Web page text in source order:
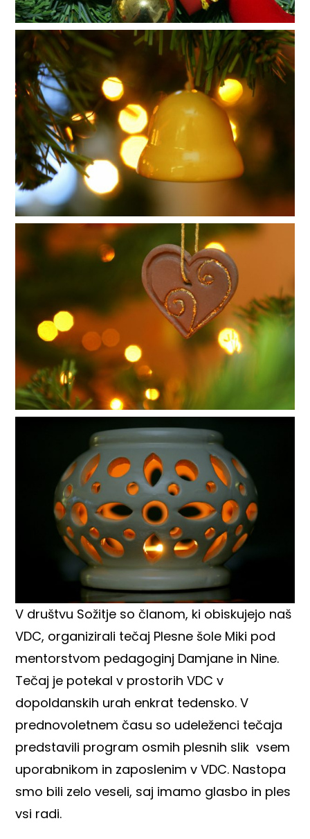
V društvu Sožitje so članom, ki obiskujejo naš
VDC, organizirali tečaj Plesne šole Miki pod
mentorstvom pedagoginj Damjane in Nine.
Tečaj je potekal v prostorih VDC v
dopoldanskih urah enkrat tedensko. V
prednovoletnem času so udeleženci tečaja
predstavili program osmih plesnih slik vsem
uporabnikom in zaposlenim v VDC. Nastopa
smo bili zelo veseli, saj imamo glasbo in ples
vsi radi.